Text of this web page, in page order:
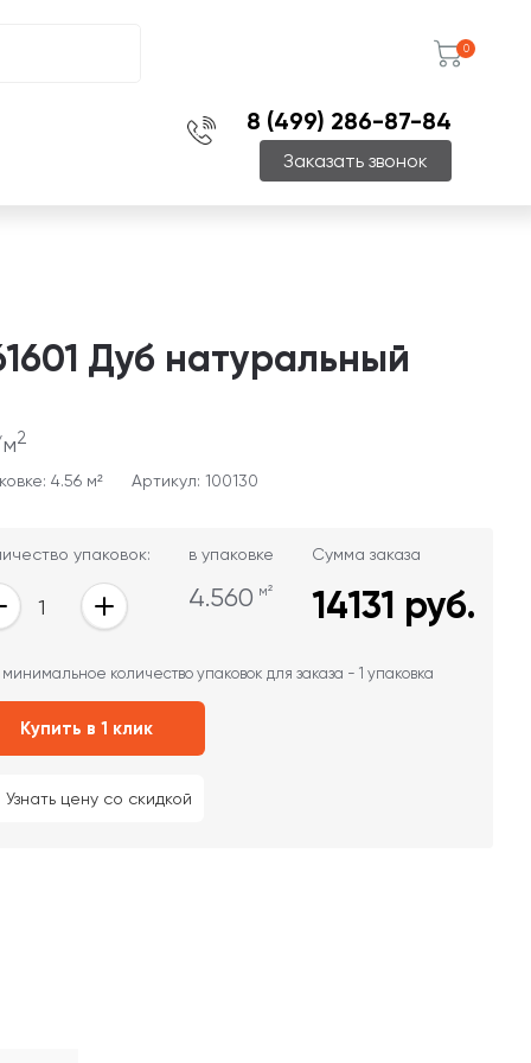
0
8 (499) 286-87-84
Заказать звонок
Дуб натуральный
2
4.56 м² Артикул: 100130
упаковок: в упаковке
4.560 м²
Сумма заказа
14131 руб.
количество упаковок для заказа - 1 упаковка
Купить в 1 клик
Узнать цену со скидкой